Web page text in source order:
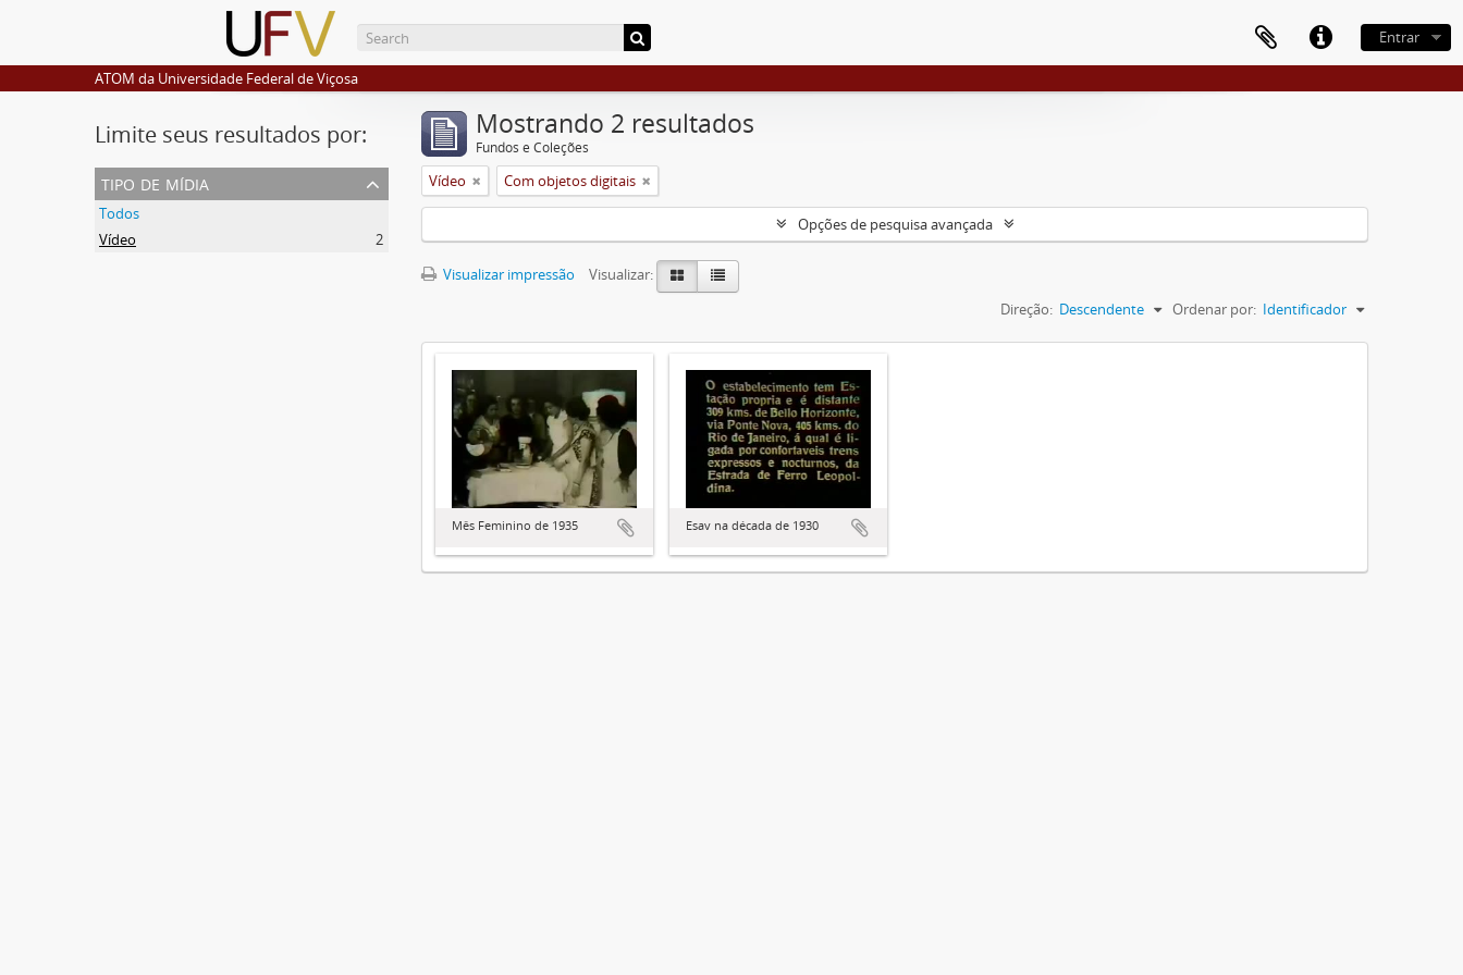
Entrar
ATOM da Universidade Federal de Viçosa
Limite seus resultados por:
tipo de mídia
Todos
Vídeo
2
Mostrando 2 resultados
Fundos e Coleções
Vídeo Com objetos digitais
Opções de pesquisa avançada
Visualizar impressão
Visualizar:
Ordenar por: Identificador
Direção: Descendente
Mês Feminino de 1935 Esav na década de 1930